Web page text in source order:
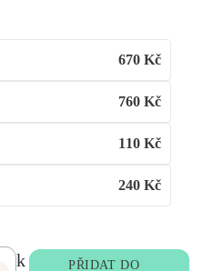
670 Kč
760 Kč
110 Kč
240 Kč
k
PŘIDAT DO